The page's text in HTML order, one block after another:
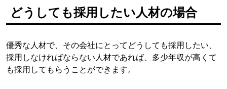
どうしても採用したい人材の場合
優秀な人材で、その会社にとってどうしても採用したい、
採用しなければならない人材であれば、多少年収が高くて
も採用してもらうことができます。